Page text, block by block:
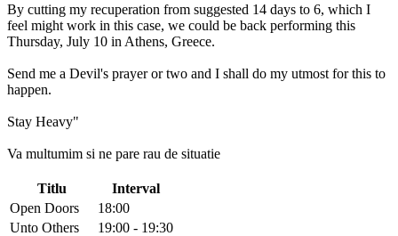
By cutting my recuperation from suggested 14 days to 6, which I
feel might work in this case, we could be back performing this
Thursday, July 10 in Athens, Greece.
Send me a Devil's prayer or two and I shall do my utmost for this to
happen.
Stay Heavy"
Va multumim si ne pare rau de situatie
Titlu
Interval
Open Doors
18:00
Unto Others
19:00 - 19:30